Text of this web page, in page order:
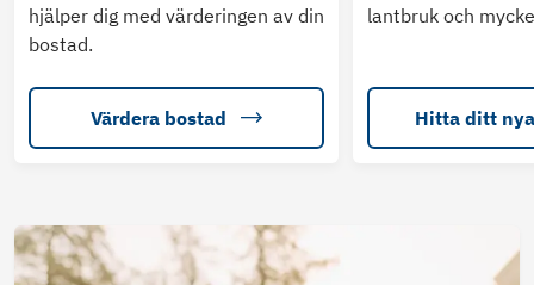
hjälper dig med värderingen av din
bostad.
Värdera bostad
lantbruk och
Hitta ditt